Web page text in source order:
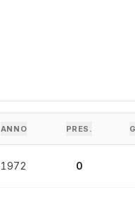
ANNO PRES.
1972 0